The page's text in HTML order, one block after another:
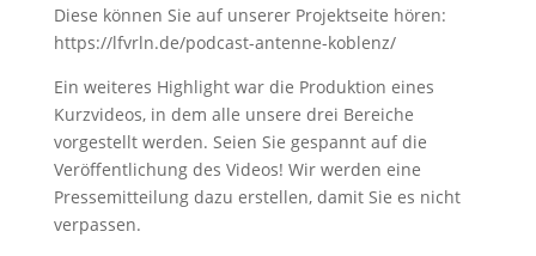
Diese können Sie auf unserer Projektseite hören:
https://lfvrln.de/podcast-antenne-koblenz/
Ein weiteres Highlight war die Produktion eines
Kurzvideos, in dem alle unsere drei Bereiche
vorgestellt werden. Seien Sie gespannt auf die
Veröffentlichung des Videos! Wir werden eine
Pressemitteilung dazu erstellen, damit Sie es nicht
verpassen.